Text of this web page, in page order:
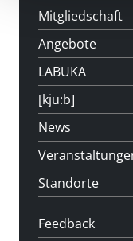
Mitgliedschaft
Angebote
LABUKA
[kju:b]
News
Standorte
Feedback